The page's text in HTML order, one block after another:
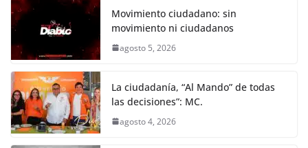
Movimiento ciudadano: sin
movimiento ni ciudadanos
agosto 5, 2026
La ciudadanía, “Al Mando” de todas
las decisiones”: MC.
agosto 4, 2026